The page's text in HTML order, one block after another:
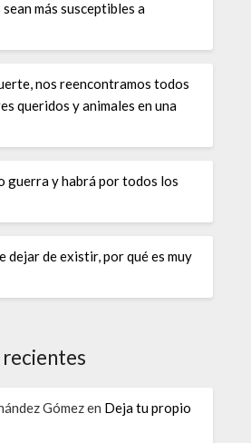
más susceptibles a
nos reencontramos todos
queridos y animales en una
guerra y habrá por todos los
dejar de existir, por qué es muy
Gómezen Deja tu propio